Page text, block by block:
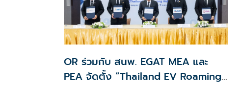
OR ร่วมกับ สนพ. EGAT MEA และ
PEA จัดตั้ง “Thailand EV Roaming